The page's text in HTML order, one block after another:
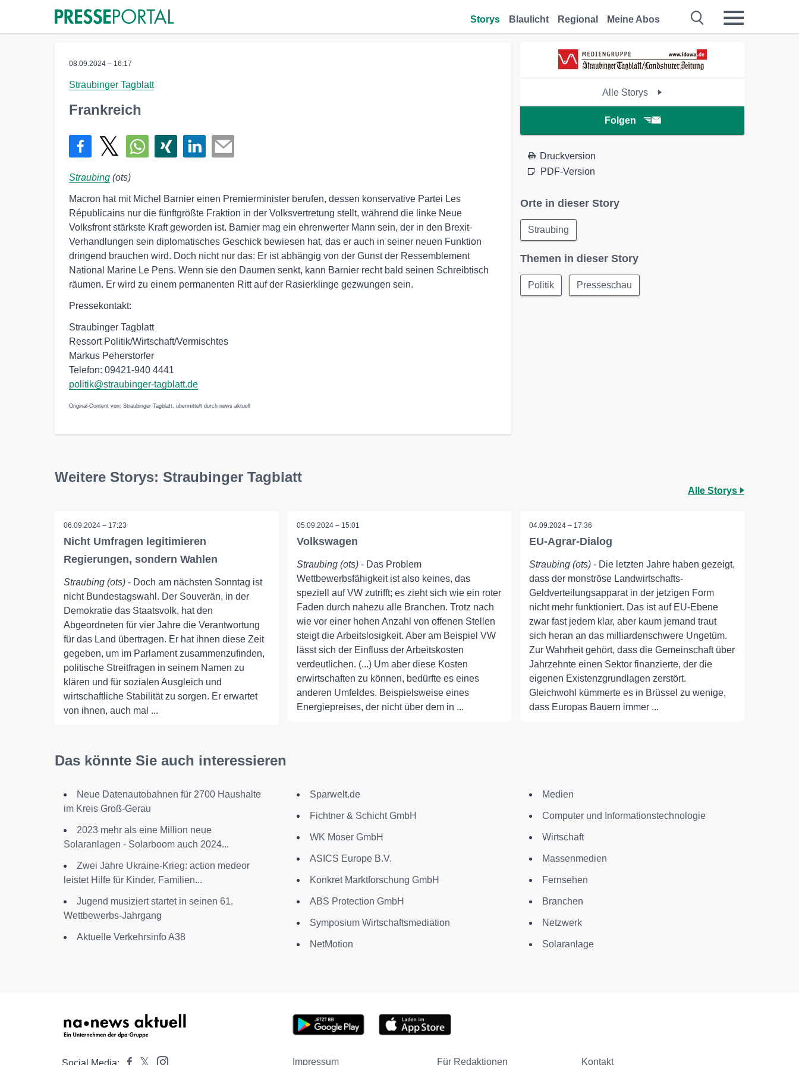
Storys Blaulicht Regional Meine Abos
08.09.2024 – 16:17
Straubinger Tagblatt
Frankreich
Straubing (ots)
Macron hat mit Michel Barnier einen Premierminister berufen, dessen konservative Partei Les
Républicains nur die fünftgrößte Fraktion in der Volksvertretung stellt, während die linke Neue
Volksfront stärkste Kraft geworden ist. Barnier mag ein ehrenwerter Mann sein, der in den Brexit-
Verhandlungen sein diplomatisches Geschick bewiesen hat, das er auch in seiner neuen Funktion
dringend brauchen wird. Doch nicht nur das: Er ist abhängig von der Gunst der Ressemblement
National Marine Le Pens. Wenn sie den Daumen senkt, kann Barnier recht bald seinen Schreibtisch
räumen. Er wird zu einem permanenten Ritt auf der Rasierklinge gezwungen sein.
Pressekontakt:
Straubinger Tagblatt
Ressort Politik/Wirtschaft/Vermischtes
Markus Peherstorfer
Telefon: 09421-940 4441
politik@straubinger-tagblatt.de
Original-Content von: Straubinger Tagblatt, übermittelt durch news aktuell
Alle Storys
Folgen
Druckversion
PDF-Version
Orte in dieser Story
Straubing
Themen in dieser Story
Politik Presseschau
Weitere Storys: Straubinger Tagblatt
Alle Storys
06.09.2024 – 17:23
Nicht Umfragen legitimieren
Regierungen, sondern Wahlen
Straubing (ots) - Doch am nächsten Sonntag ist
nicht Bundestagswahl. Der Souverän, in der
Demokratie das Staatsvolk, hat den
Abgeordneten für vier Jahre die Verantwortung
für das Land übertragen. Er hat ihnen diese Zeit
gegeben, um im Parlament zusammenzufinden,
politische Streitfragen in seinem Namen zu
klären und für sozialen Ausgleich und
wirtschaftliche Stabilität zu sorgen. Er erwartet
von ihnen, auch mal ...
05.09.2024 – 15:01
Volkswagen
Straubing (ots)- Das Problem
Wettbewerbsfähigkeit ist also keines, das
speziell auf VW zutrifft; es zieht sich wie ein roter
Faden durch nahezu alle Branchen. Trotz nach
wie vor einer hohen Anzahl von offenen Stellen
steigt die Arbeitslosigkeit. Aber am Beispiel VW
lässt sich der Einfluss der Arbeitskosten
verdeutlichen. (...) Um aber diese Kosten
erwirtschaften zu können, bedürfte es eines
anderen Umfeldes. Beispielsweise eines
Energiepreises, der nicht über dem in ...
04.09.2024 – 17:36
EU-Agrar-Dialog
Straubing (ots) - Die letzten Jahre haben gezeigt,
dass der monströse Landwirtschafts-
Geldverteilungsapparat in der jetzigen Form
nicht mehr funktioniert. Das ist auf EU-Ebene
zwar fast jedem klar, aber kaum jemand traut
sich heran an das milliardenschwere Ungetüm.
Zur Wahrheit gehört, dass die Gemeinschaft über
Jahrzehnte einen Sektor finanzierte, der die
eigenen Existenzgrundlagen zerstört.
Gleichwohl kümmerte es in Brüssel zu wenige,
dass Europas Bauern immer ...
Das könnte Sie auch interessieren
Neue Datenautobahnen für 2700 Haushalte
im Kreis Groß-Gerau
2023 mehr als eine Million neue
Solaranlagen - Solarboom auch 2024...
Zwei Jahre Ukraine-Krieg: action medeor
leistet Hilfe für Kinder, Familien...
Jugend musiziert startet in seinen 61.
Wettbewerbs-Jahrgang
Aktuelle Verkehrsinfo A38
Sparwelt.de
Fichtner & Schicht GmbH
WK Moser GmbH
ASICS Europe B.V.
Konkret Marktforschung GmbH
ABS Protection GmbH
Symposium Wirtschaftsmediation
NetMotion
Medien
Computer und Informationstechnologie
Wirtschaft
Massenmedien
Fernsehen
Branchen
Netzwerk
Solaranlage
Social Media: Impressum Für Redaktionen Kontakt